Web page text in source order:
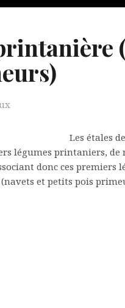
Les étales
légumes printaniers, de
donc ces premiers
et petits pois